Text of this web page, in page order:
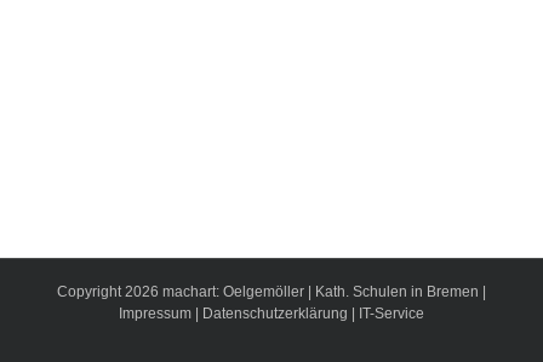
Copyright2026 machart: Oelgemöller Kath. Schulen in Bremen
Impressum
Datenschutzerklärung IT-Service